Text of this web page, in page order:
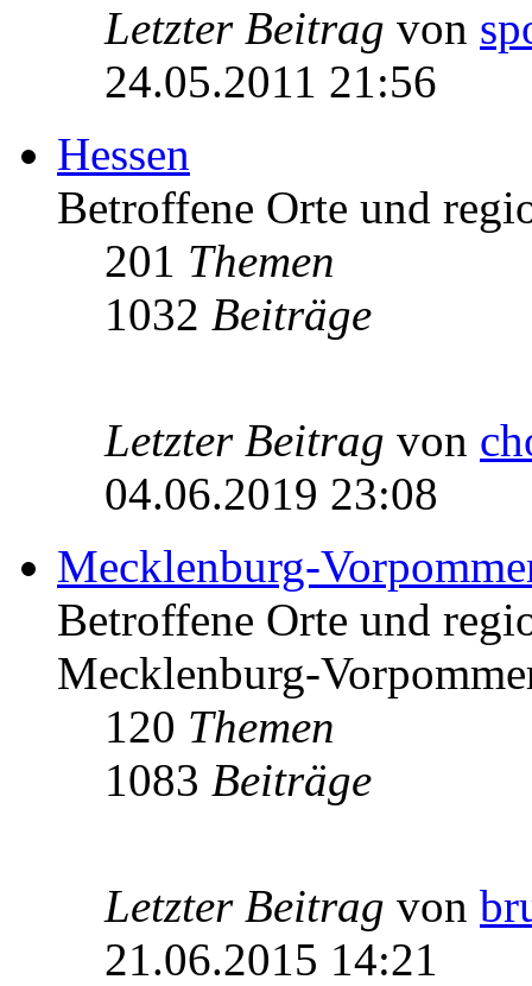
Letzter Beitrag von
24.05.2011 21:56
Hessen
Betroffene Orte und
201 Themen
1032 Beiträge
Letzter Beitrag von
04.06.2019 23:08
Mecklenburg-
Betroffene Orte und
Mecklenburg-
120 Themen
1083 Beiträge
Letzter Beitrag von
21.06.2015 14:21